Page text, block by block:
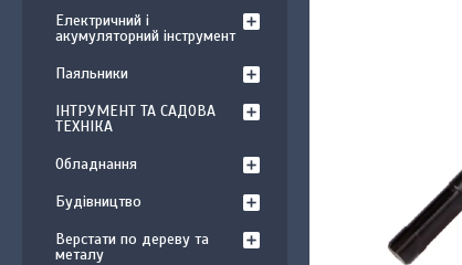
Електричний і
акумуляторний інструмент
Паяльники
ІНТРУМЕНТ ТА САДОВА
ТЕХНІКА
Обладнання
Будівництво
Верстати по дереву та
металу